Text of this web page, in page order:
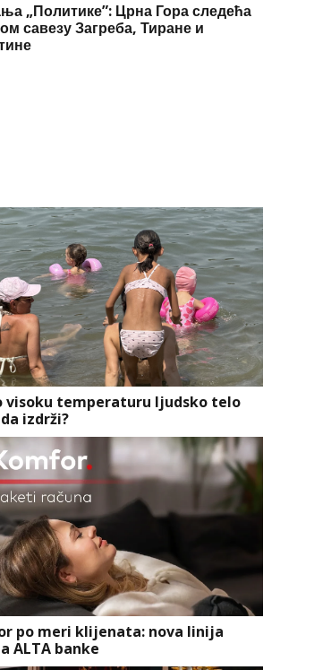
„Политике”: Црна Гора следећа
савезу Загреба, Тиране и
visoku temperaturu ljudsko telo
izdrži?
po meri klijenata: nova linija
ALTA banke